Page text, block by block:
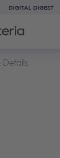
DIGITAL DIGEST
Details